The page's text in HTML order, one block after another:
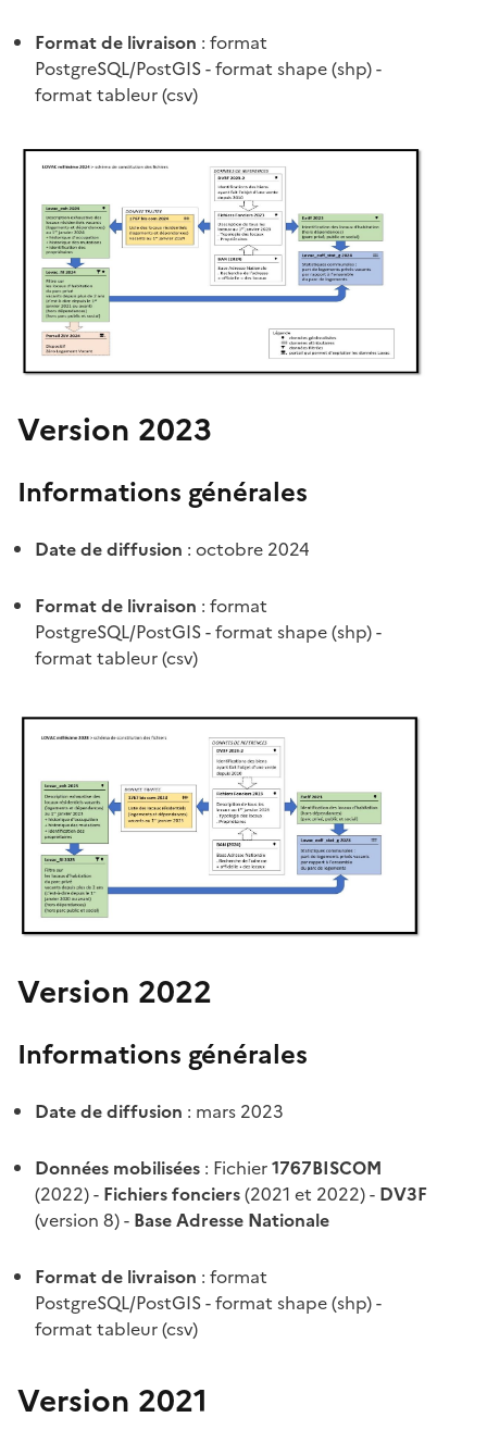
Format de livraison : format
PostgreSQL/PostGIS - format shape (shp) -
format tableur (csv)
Version 2023
Informations générales
Date de diffusion : octobre 2024
Format de livraison : format
PostgreSQL/PostGIS - format shape (shp) -
format tableur (csv)
Version 2022
Informations générales
Date de diffusion : mars 2023
Données mobilisées : Fichier1767BISCOM
(2022) - Fichiers fonciers(2021 et 2022) - DV3F
(version 8) - Base Adresse Nationale
Format de livraison : format
PostgreSQL/PostGIS - format shape (shp) -
format tableur (csv)
Version 2021